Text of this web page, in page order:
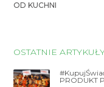
OD KUCHNI
OSTATNIE
PRODUKT